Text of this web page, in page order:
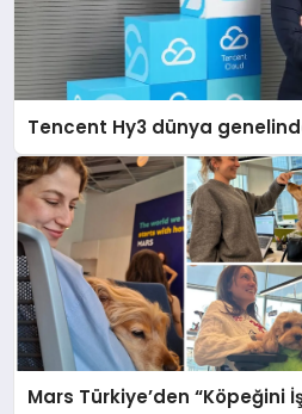
Tencent Hy3 dünya
Mars Türkiye’den “Köpeğini